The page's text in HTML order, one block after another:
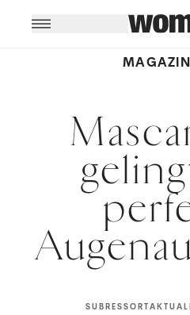
MAGAZIN
SUBRESSORT